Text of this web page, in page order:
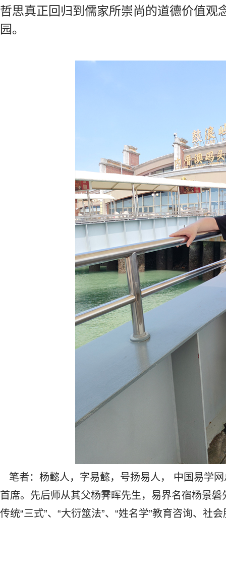
哲思真正回归到儒家所崇尚的道德价值观
园。
笔者：杨懿人，字易懿，号扬易人， 中国易学
首席。先后师从其父杨霁晖先生，易界名宿杨景
传统“三式”、“大衍筮法”、“姓名学”教育咨询、社